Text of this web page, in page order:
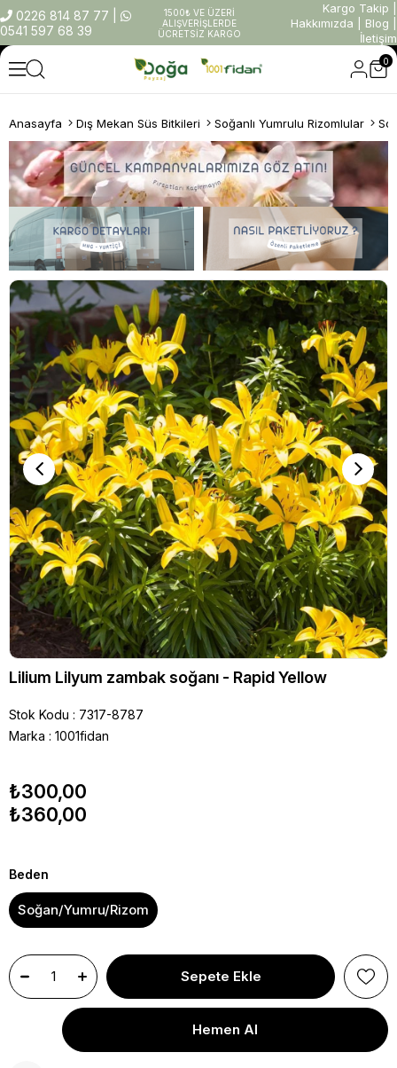
0226 814 87 77
0541 597 68 39
1500₺ VE ÜZERİ
ALIŞVERİŞLERDE
ÜCRETSİZ KARGO
Kargo Takip
Hakkımızda
Blog
İletişim
0
Anasayfa Dış Mekan Süs Bitkileri Soğanlı Yumrulu Rizomlular
Lilium Lilyum zambak soğanı - Rapid Yellow
Stok Kodu
7317-8787
Marka : 1001fidan
₺300,00
₺360,00
Beden
Soğan/Yumru/Rizom